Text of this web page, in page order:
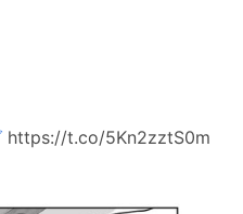
https://t.co/5Kn2zztS0m